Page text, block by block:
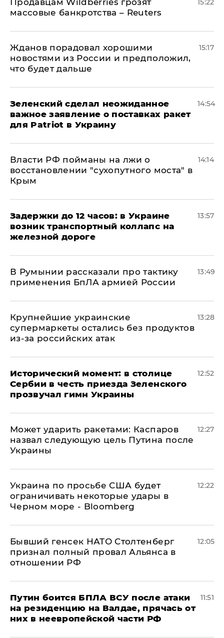
массовые банкротства – Reuters
15:22
Жданов порадовал хорошими
новостями из России и предположил,
что будет дальше
15:17
Зеленский сделал неожиданное
важное заявление о поставках ракет
для Patriot в Украину
14:54
Власти РФ пойманы на лжи о
восстановлении "сухопутного моста" в
Крым
14:14
Задержки до 12 часов: в Украине
возник транспортный коллапс на
железной дороге
13:57
В Румынии рассказали про тактику
применения БпЛА армией России
13:49
Крупнейшие украинские
супермаркеты остались без продуктов
из-за российских атак
13:28
Исторический момент: в столице
Сербии в честь приезда Зеленского
прозвучал гимн Украины
12:52
Может ударить ракетами: Каспаров
назвал следующую цель Путина после
Украины
12:27
Украина по просьбе США будет
ограничивать некоторые удары в
Черном море - Bloomberg
12:22
Бывший генсек НАТО Столтенберг
признал полный провал Альянса в
отношении РФ
12:05
Путин боится БПЛА ВСУ после атаки
на резиденцию на Валдае, прячась от
них в неевропейской части РФ
11:51